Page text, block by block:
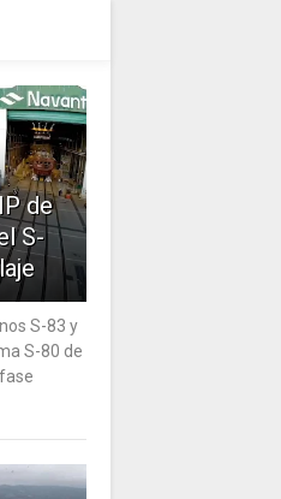
de
S-
S-83 y
S-80 de